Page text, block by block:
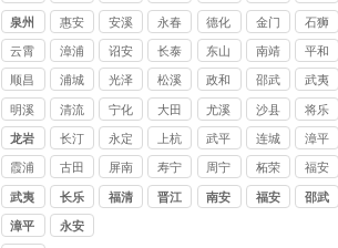
公司
泉州
惠安 安溪 永春 德化 金门 石狮
云霄 漳浦 诏安 长泰 东山 南靖 平和
顺昌 浦城 光泽 松溪 政和 邵武
武夷
山
明溪 清流 宁化 大田 尤溪 沙县 将乐
龙岩 长汀 永定 上杭 武平 连城 漳平
霞浦 古田 屏南 寿宁 周宁 柘荣 福安
武夷
山
长乐 福清 晋江 南安 福安 邵武
漳平 永安